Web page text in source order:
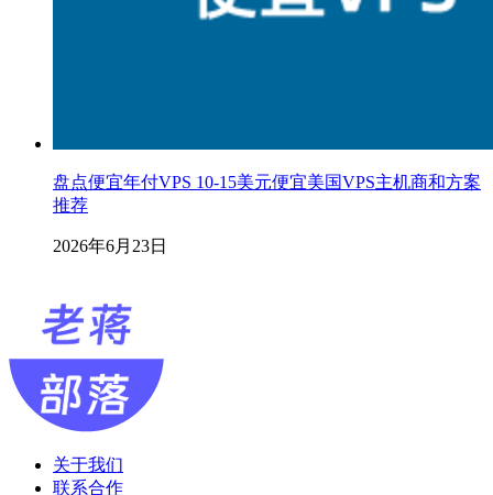
盘点便宜年付VPS 10-15美元便宜美国VPS主机商和方案
推荐
2026年6月23日
关于我们
联系合作